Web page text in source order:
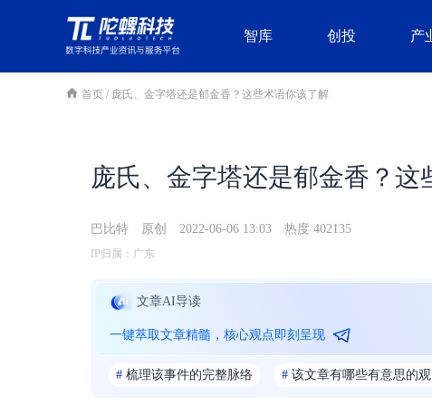
智库 创投 产
首页 / 庞氏、金字塔还是郁金香？这些术语你该了解
庞氏、金字塔还是郁金香？这
巴比特 原创 2022-06-06 13:03 热度 402135
IP归属：广东
文章AI导读
一键萃取文章精髓，核心观点即刻呈现
# 梳理该事件的完整脉络 # 该文章有哪些有意思的